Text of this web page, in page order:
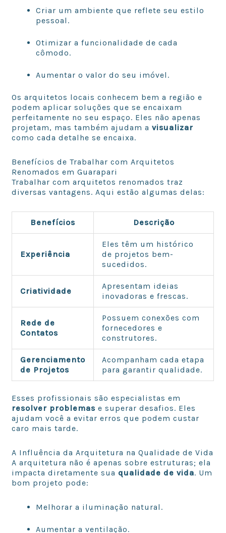
Criar um ambiente que reflete seu estilo
pessoal.
Otimizar a funcionalidade de cada
cômodo.
Aumentar o valor do seu imóvel.
Os arquitetos locais conhecem bem a região e
podem aplicar soluções que se encaixam
perfeitamente no seu espaço. Eles não apenas
projetam, mas também ajudam avisualizar
como cada detalhe se encaixa.
Benefícios de Trabalhar com Arquitetos
Renomados em Guarapari
Trabalhar com arquitetos renomados traz
diversas vantagens. Aqui estão algumas delas:
Benefícios Descrição
Experiência
Eles têm um histórico
de projetos bem-
sucedidos.
Criatividade
Apresentam ideias
inovadoras e frescas.
Rede de
Contatos
Possuem conexões com
fornecedores e
construtores.
Gerenciamento
de Projetos
Acompanham cada etapa
para garantir qualidade.
Esses profissionais são especialistas em
resolver problemas e superar desafios. Eles
ajudam você a evitar erros que podem custar
caro mais tarde.
A Influência da Arquitetura na Qualidade de Vida
A arquitetura não é apenas sobre estruturas; ela
impacta diretamente sua qualidade de vida. Um
bom projeto pode:
Melhorar a iluminação natural.
Aumentar a ventilação.